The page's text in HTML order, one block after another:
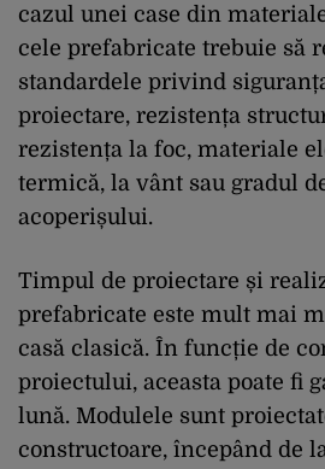
cazul unei case din
cele prefabricate trebuie să
standardele privind
proiectare, rezistența
rezistența la foc, materiale
termică, la vânt sau gradul
acoperișului.
Timpul de proiectare și
prefabricate este mult mai
casă clasică. În funcție de
proiectului, aceasta poate fi
lună. Modulele sunt
constructoare, începând de